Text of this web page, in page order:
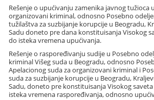
Rešenje o upućivanju zamenika javnog tužioca
organizovani kriminal, odnosno Posebno
tužilaštva za suzbijanje korupcije u Beogradu,
Sadu doneto pre dana konstituisanja Visokog
do isteka vremena upućivanja.
Rešenje o raspoređivanju sudije u Posebno
kriminal Višeg suda u Beogradu, odnosno
Apelacionog suda za organizovani kriminal i
suda za suzbijanje korupcije u Beogradu,
Sadu, doneto pre konstituisanja Visokog
isteka vremena raspoređivanja, odnosno